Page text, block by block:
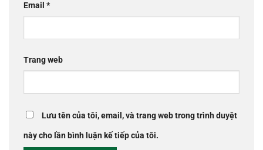
Email *
Trang web
Lưu tên của tôi, email, và trang web trong trình duyệt
này cho lần bình luận kế tiếp của tôi.